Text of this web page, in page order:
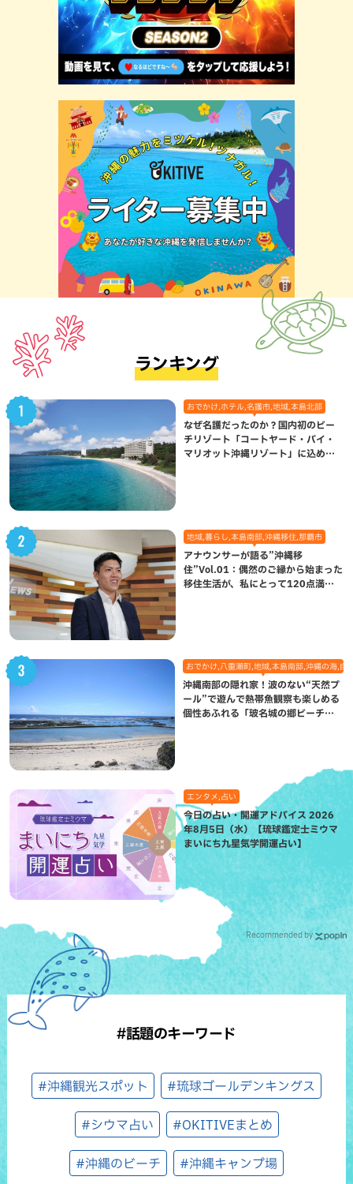
ランキング
おでかけ,ホテル,名護市,地域,本島北部
なぜ名護だったのか？国内初のビー
チリゾート「コートヤード・バイ・
マリオット沖縄リゾート」に込めら
地域,暮らし,本島南部,沖縄移住,那覇市
アナウンサーが語る”沖縄移
住”Vol.01：偶然のご縁から始まった
移住生活が、私にとって120点満点
おでかけ,八重瀬町,地域,本島南部,沖縄の海,自
沖縄南部の隠れ家！波のない“天然プ
ール”で遊んで熱帯魚観察も楽しめる
個性あふれる「玻名城の郷ビーチ」
エンタメ,占い
今日の占い・開運アドバイス 2026
年8月5日（水）【琉球鑑定士ミウマ
まいにち九星気学開運占い】
Recommended by
#話題のキーワード
#沖縄観光スポット #琉球ゴールデンキングス
#シウマ占い #OKITIVEまとめ
#沖縄のビーチ #沖縄キャンプ場